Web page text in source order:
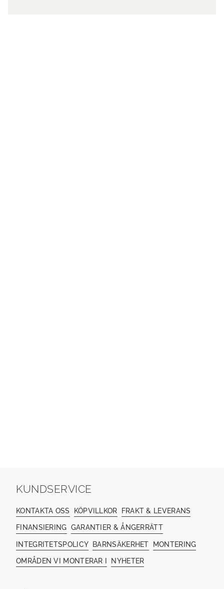
KUNDSERVICE
KONTAKTA OSS KÖPVILLKOR FRAKT & LEVERANS
FINANSIERING GARANTIER & ÅNGERRÄTT
INTEGRITETSPOLICY BARNSÄKERHET MONTERING
OMRÅDEN VI MONTERAR I NYHETER